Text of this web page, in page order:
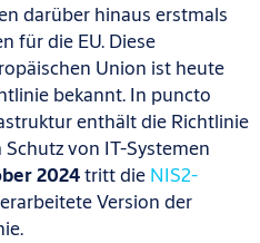
darüber hinaus erstmals
für die EU. Diese
Union ist heute
bekannt. In puncto
enthält die Richtlinie
von IT-Systemen
2024tritt die NIS2-
Version der